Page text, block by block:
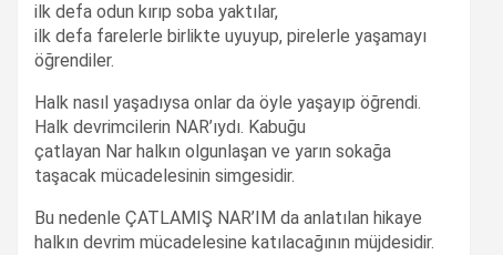
ilk defa odun kırıp soba yaktılar,
ilk defa farelerle birlikte uyuyup, pirelerle yaşamayı
öğrendiler.
Halk nasıl yaşadıysa onlar da öyle yaşayıp öğrendi.
Halk devrimcilerin NAR’ıydı. Kabuğu
çatlayan Nar halkın olgunlaşan ve yarın sokağa
taşacak mücadelesinin simgesidir.
Bu nedenle ÇATLAMIŞ NAR’IM da anlatılan hikaye
halkın devrim mücadelesine katılacağının müjdesidir.